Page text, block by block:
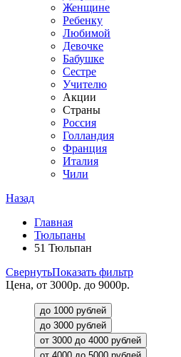
Женщине
Ребенку
Любимой
Девочке
Бабушке
Сестре
Учителю
Акции
Страны
Россия
Голландия
Франция
Италия
Чили
Назад
Главная
Тюльпаны
51 Тюльпан
СвернутьПоказать фильтр
Цена, от 3000р. до 9000р.